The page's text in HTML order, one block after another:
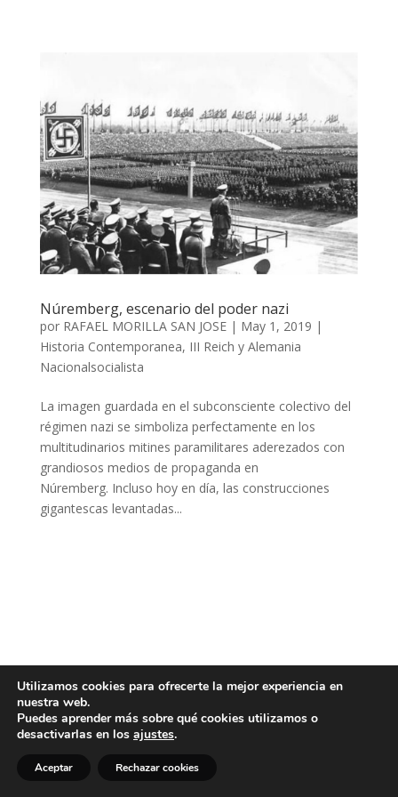
Núremberg, escenario del poder nazi
por RAFAEL MORILLA SAN JOSE| May 1, 2019 |
Historia Contemporanea, III Reich y Alemania
Nacionalsocialista
La imagen guardada en el subconsciente colectivo del
régimen nazi se simboliza perfectamente en los
multitudinarios mitines paramilitares aderezados con
grandiosos medios de propaganda en
Núremberg. Incluso hoy en día, las construcciones
gigantescas levantadas...
Utilizamos cookies para ofrecerte la mejor experiencia en
nuestra web.
Puedes aprender más sobre qué cookies utilizamos o
desactivarlas en los ajustes.
Aceptar Rechazar cookies